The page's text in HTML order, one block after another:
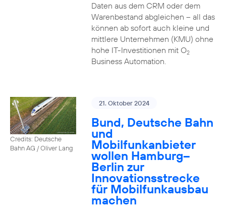
Daten aus dem CRM oder dem
Warenbestand abgleichen – all das
können ab sofort auch kleine und
mittlere Unternehmen (KMU) ohne
hohe IT-Investitionen mit O2
Business Automation.
Credits: Deutsche
Bahn AG / Oliver Lang
21. Oktober 2024
Bund, Deutsche Bahn
und
Mobilfunkanbieter
wollen Hamburg–
Berlin zur
Innovationsstrecke
für Mobilfunkausbau
machen